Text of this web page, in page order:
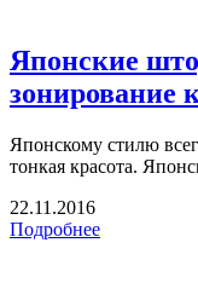
Японские
зонирование
Японскому стилю
тонкая красота.
22.11.2016
Подробнее